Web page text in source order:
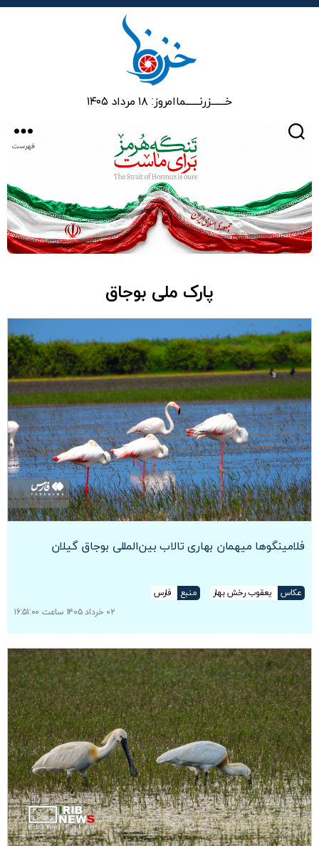
خـــــــزرنـــــــماامروز: ۱۸ مرداد ۱۴۰۵
فهرست
پارک ملی بوجاق
فلامینگوها میهمان بهاری تالاب بین‌المللی بوجاق گیلان
عکاس یعقوب رخش بهار منبع
فارس
۰۲ خرداد ۱۴۰۵ ساعت ۱۶:۵۱:۰۰